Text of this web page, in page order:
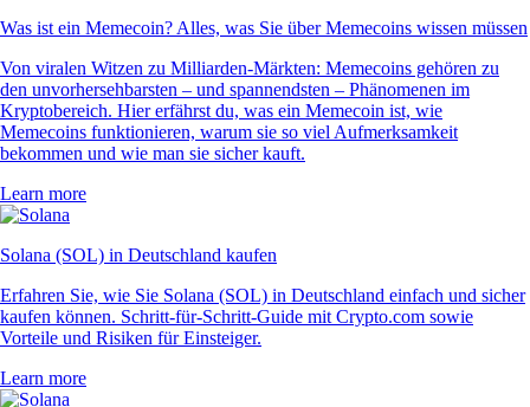
Was ist ein Memecoin? Alles, was Sie über Memecoins wissen müssen
Von viralen Witzen zu Milliarden-Märkten: Memecoins gehören zu
den unvorhersehbarsten – und spannendsten – Phänomenen im
Kryptobereich. Hier erfährst du, was ein Memecoin ist, wie
Memecoins funktionieren, warum sie so viel Aufmerksamkeit
bekommen und wie man sie sicher kauft.
Learn more
Solana (SOL) in Deutschland kaufen
Erfahren Sie, wie Sie Solana (SOL) in Deutschland einfach und sicher
kaufen können. Schritt-für-Schritt-Guide mit Crypto.com sowie
Vorteile und Risiken für Einsteiger.
Learn more